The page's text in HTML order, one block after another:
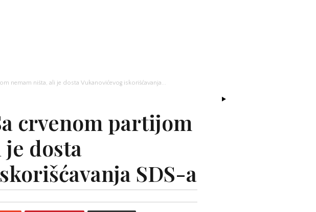
nemam ništa, ali je dosta Vukanovićevog iskorišćavanja...
crvenom partijom
dosta
SDS-a